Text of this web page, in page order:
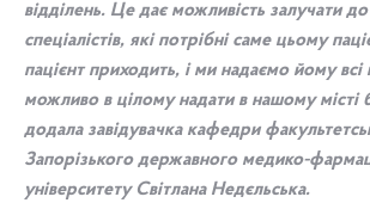
відділень. Це дає можливість залучати
спеціалістів, які потрібні саме цьому
пацієнт приходить, і ми надаємо йому всі
можливо в цілому надати в нашому місті
додала завідувачка кафедри
Запорізького державного медико-
університету Світлана Недєльська.